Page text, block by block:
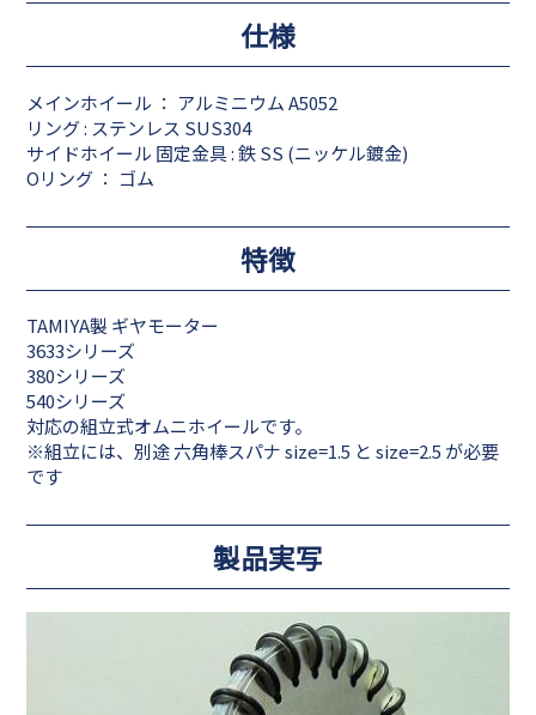
仕様
メインホイール ： アルミニウム A5052
リング : ステンレス SUS304
サイドホイール 固定金具 : 鉄 SS (ニッケル鍍金)
Oリング ： ゴム
特徴
TAMIYA製 ギヤモーター
3633シリーズ
380シリーズ
540シリーズ
対応の組立式オムニホイールです。
※組立には、別途 六角棒スパナ size=1.5 と size=2.5 が必要
です
製品実写